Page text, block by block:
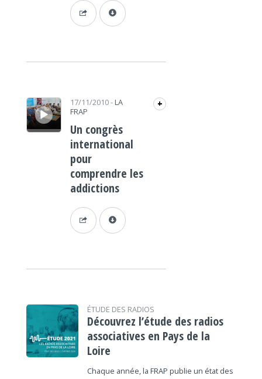
Lecteur audio 17/11/2010- LA
FRAP
+
Un congrès
international
pour
comprendre les
addictions
ÉTUDE DES RADIOS
Découvrez l’étude des radios
associatives en Pays de la
Loire
Chaque année, la FRAP publie un état des